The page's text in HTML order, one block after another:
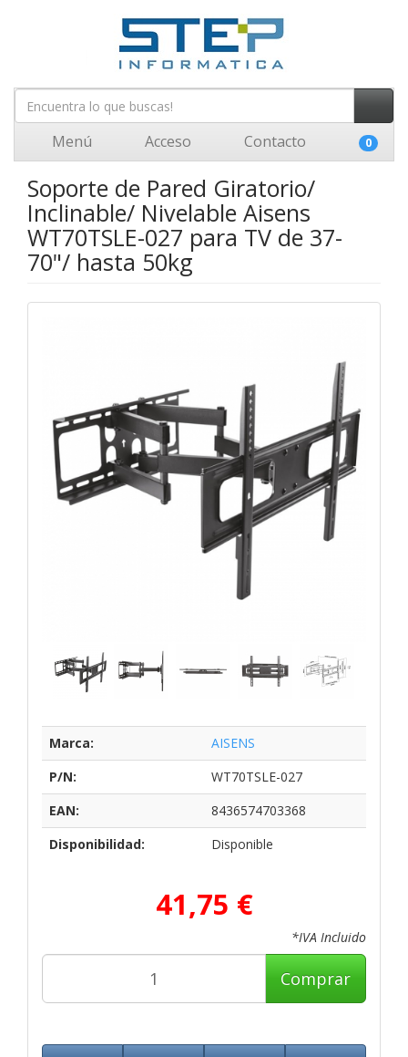
Menú Acceso Contacto 0
Soporte de Pared Giratorio/
Inclinable/ Nivelable Aisens
WT70TSLE-027 para TV de 37-
70"/ hasta 50kg
Marca:
AISENS
P/N:
WT70TSLE-027
EAN:
8436574703368
Disponibilidad:
Disponible
41,75 €
*IVA Incluido
Comprar